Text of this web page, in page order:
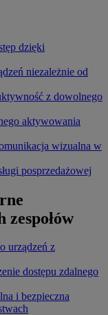
dzięki
niezależnie od
z dowolnego
aktywowania
wizualna w
posprzedażowej
urządzeń z
dostępu zdalnego
i bezpieczna